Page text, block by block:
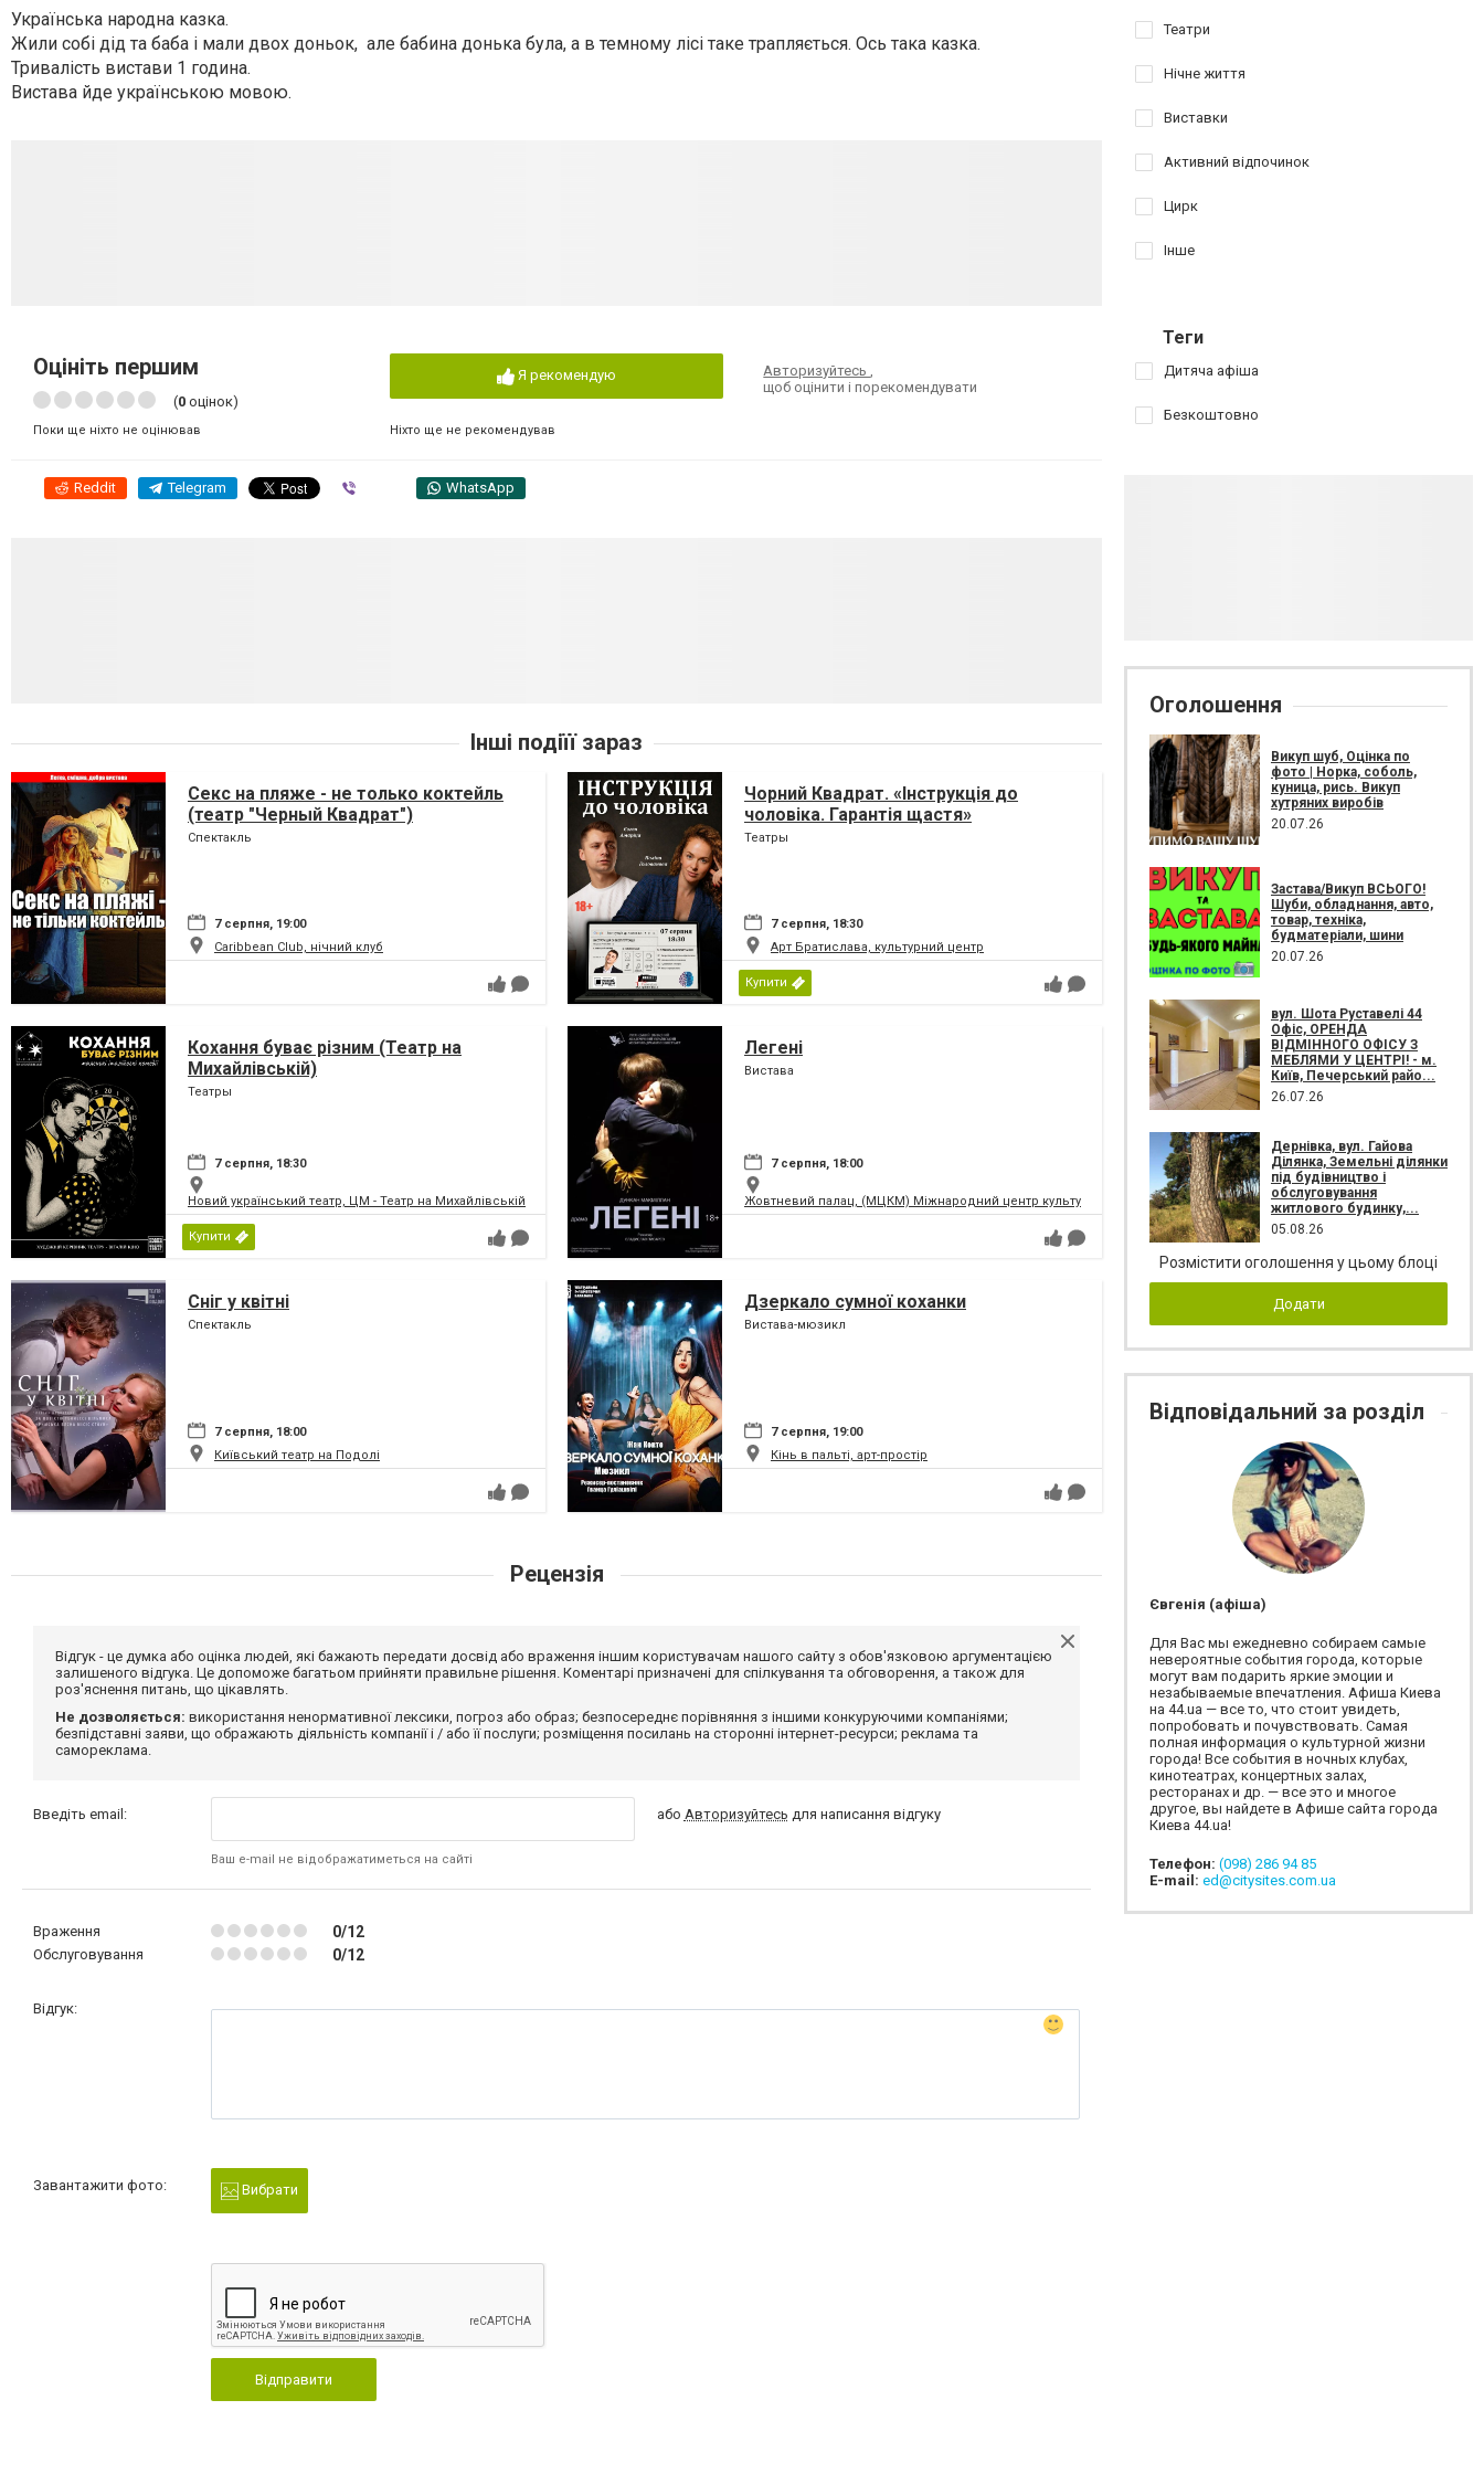
Українська народна казка.
Жили собі дід та баба і мали двох доньок, але бабина донька була, а в темному лісі таке трапляється. Ось така казка.
Тривалість вистави 1 година.
Вистава йде українською мовою.
Оцініть першим
(0 оцінок)
Поки ще ніхто не оцінював
Я рекомендую
Ніхто ще не рекомендував
Авторизуйтесь,
щоб оцінити і порекомендувати
Reddit Telegram WhatsApp
Інші подіїї зараз
Секс на пляже - не только коктейль
(театр "Черный Квадрат")
Спектакль
7 серпня, 19:00
Caribbean Club, нічний клуб
Чорний Квадрат. «Інструкція до
чоловіка. Гарантія щастя»
Театры
7 серпня, 18:30
Арт Братислава, культурний центр
Купити
Кохання буває різним (Театр на
Михайлівській)
Театры
7 серпня, 18:30
Новий український театр, ЦМ - Театр на Михайлівській та Театр Сонечко
Купити
Легені
Вистава
7 серпня, 18:00
Жовтневий палац, (МЦКМ) Міжнародний центр культури і мистецтв Федерації профспілок України
Сніг у квітні
Спектакль
7 серпня, 18:00
Київський театр на Подолі
Дзеркало сумної коханки
Вистава-мюзикл
7 серпня, 19:00
Кінь в пальті, арт-простір
Рецензія
Відгук - це думка або оцінка людей, які бажають передати досвід або враження іншим користувачам нашого сайту з обов'язковою аргументацією
залишеного відгука. Це допоможе багатьом прийняти правильне рішення. Коментарі призначені для спілкування та обговорення, а також для
роз'яснення питань, що цікавлять.
Не дозволяється: використання ненормативної лексики, погроз або образ; безпосереднє порівняння з іншими конкуруючими компаніями;
безпідставні заяви, що ображають діяльність компанії і / або її послуги; розміщення посилань на сторонні інтернет-ресурси; реклама та
самореклама.
Введіть email:
Ваш e-mail не відображатиметься на сайті
або Авторизуйтесь для написання відгуку
Враження 0/12
Обслуговування 0/12
Відгук:
Завантажити фото: Вибрати
Відправити
Театри
Нічне життя
Виставки
Активний відпочинок
Цирк
Інше
Теги
Дитяча афіша
Безкоштовно
Оголошення
Викуп шуб, Оцінка по
фото | Норка, соболь,
куница, рись. Викуп
хутряних виробів
20.07.26
Застава/Викуп ВСЬОГО!
Шуби, обладнання, авто,
товар, техніка,
будматеріали, шини
20.07.26
вул. Шота Руставелі 44
Офіс, ОРЕНДА
ВІДМІННОГО ОФІСУ З
МЕБЛЯМИ У ЦЕНТРІ! - м.
Київ, Печерський райо...
26.07.26
Дернівка, вул. Гайова
Ділянка, Земельні ділянки
під будівництво і
обслуговування
житлового будинку,...
05.08.26
Розмістити оголошення у цьому блоці
Додати
Відповідальний за розділ
Євгенія (афіша)
Для Вас мы ежедневно собираем самые
невероятные события города, которые
могут вам подарить яркие эмоции и
незабываемые впечатления. Афиша Киева
на 44.ua — все то, что стоит увидеть,
попробовать и почувствовать. Самая
полная информация о культурной жизни
города! Все события в ночных клубах,
кинотеатрах, концертных залах,
ресторанах и др. — все это и многое
другое, вы найдете в Афише сайта города
Киева 44.ua!
Телефон: (098) 286 94 85
E-mail: ed@citysites.com.ua